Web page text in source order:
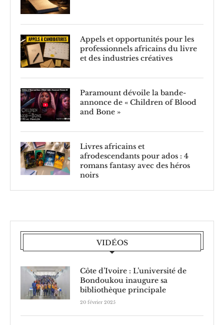
Appels et opportunités pour les
professionnels africains du livre
et des industries créatives
Paramount dévoile la bande-
annonce de « Children of Blood
and Bone »
Livres africains et
afrodescendants pour ados : 4
romans fantasy avec des héros
noirs
VIDÉOS
Côte d’Ivoire : L’université de
Bondoukou inaugure sa
bibliothèque principale
20 février 2025